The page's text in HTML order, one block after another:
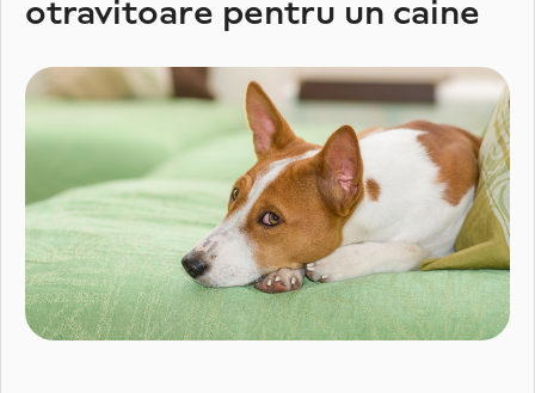
otravitoare pentru un caine